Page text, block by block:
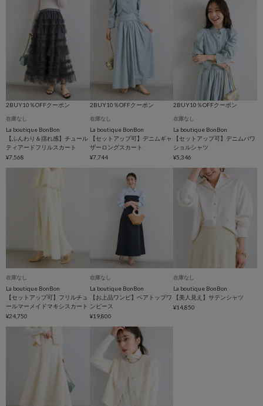
2BUY10％OFFクーポン
在庫なし
La boutique BonBon
【ふんわり＆揺れ感】チュール
ティアードフリルスカート
¥7,568
2BUY10％OFFクーポン
在庫なし
La boutique BonBon
【セットアップ可】デニムギャ
ザーロングスカート
¥7,744
2BUY10％OFFクーポン
在庫なし
La boutique BonBon
【セットアップ可】デニムパワ
ショルシャツ
¥5,346
在庫なし
La boutique BonBon
【セットアップ可】フリルチュ
ールマーメイドマキシスカート
¥24,750
在庫なし
La boutique BonBon
【お上品ワンピ】ベアトップワ
ンピース
¥19,800
在庫なし
La boutique BonBon
【美人見え】サテンシャツ
¥14,850